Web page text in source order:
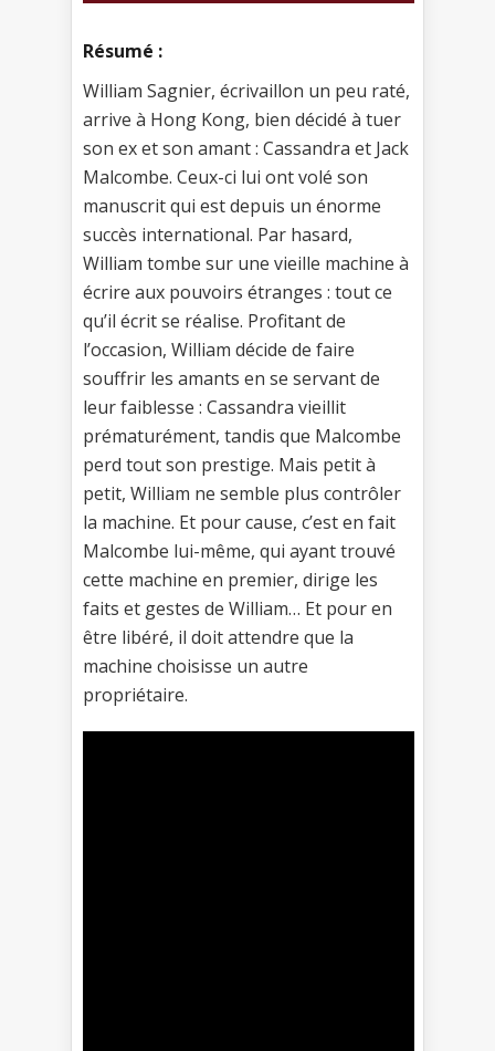
Résumé :
William Sagnier, écrivaillon un peu raté,
arrive à Hong Kong, bien décidé à tuer
son ex et son amant : Cassandra et Jack
Malcombe. Ceux-ci lui ont volé son
manuscrit qui est depuis un énorme
succès international. Par hasard,
William tombe sur une vieille machine à
écrire aux pouvoirs étranges : tout ce
qu’il écrit se réalise. Profitant de
l’occasion, William décide de faire
souffrir les amants en se servant de
leur faiblesse : Cassandra vieillit
prématurément, tandis que Malcombe
perd tout son prestige. Mais petit à
petit, William ne semble plus contrôler
la machine. Et pour cause, c’est en fait
Malcombe lui-même, qui ayant trouvé
cette machine en premier, dirige les
faits et gestes de William… Et pour en
être libéré, il doit attendre que la
machine choisisse un autre
propriétaire.